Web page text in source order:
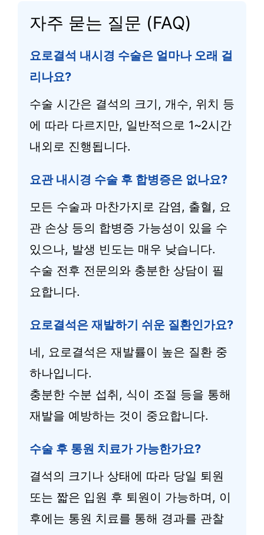
자주 묻는 질문 (FAQ)
요로결석 내시경 수술은 얼마나 오래 걸
리나요?
수술 시간은 결석의 크기, 개수, 위치 등
에 따라 다르지만, 일반적으로 1~2시간
내외로 진행됩니다.
요관 내시경 수술 후 합병증은 없나요?
모든 수술과 마찬가지로 감염, 출혈, 요
관 손상 등의 합병증 가능성이 있을 수
있으나, 발생 빈도는 매우 낮습니다.
수술 전후 전문의와 충분한 상담이 필
요합니다.
요로결석은 재발하기 쉬운 질환인가요?
네, 요로결석은 재발률이 높은 질환 중
하나입니다.
충분한 수분 섭취, 식이 조절 등을 통해
재발을 예방하는 것이 중요합니다.
수술 후 통원 치료가 가능한가요?
결석의 크기나 상태에 따라 당일 퇴원
또는 짧은 입원 후 퇴원이 가능하며, 이
후에는 통원 치료를 통해 경과를 관찰